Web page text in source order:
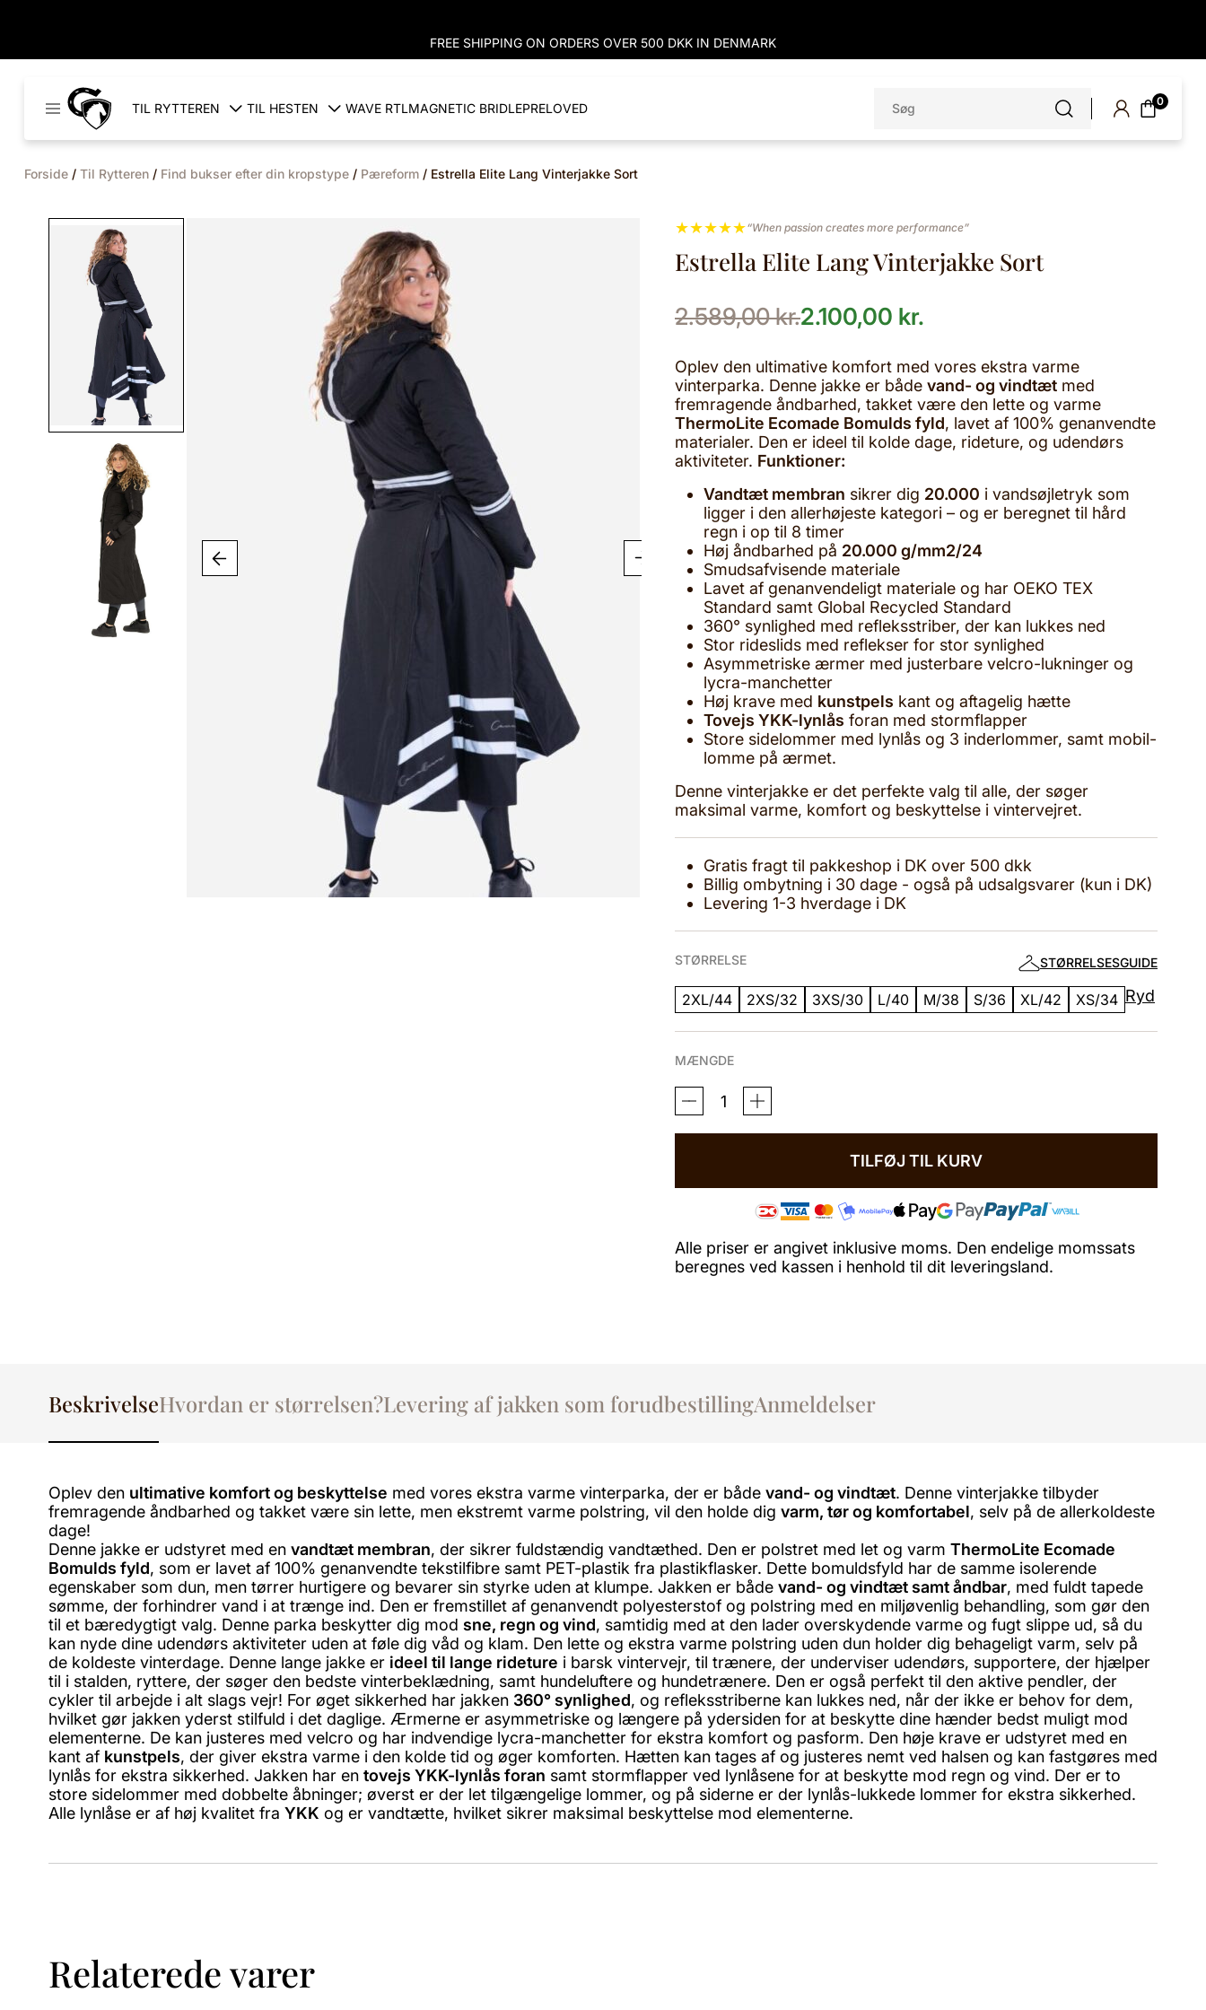
FREE SHIPPING ON ORDERS OVER 500 DKK IN DENMARK
Denmark
TIL RYTTEREN TIL HESTEN WAVE RTLMAGNETIC BRIDLEPRELOVED
efter:
0
Forside / Til Rytteren / Find bukser efter din kropstype / Pæreform / Estrella Elite Lang Vinterjakke Sort
★★★★★“When passion creates more performance”
Estrella Elite Lang Vinterjakke Sort
2.589,00kr.2.100,00 kr.
Oplev den ultimative komfort med vores ekstra varme
vinterparka. Denne jakke er både vand- og vindtæt med
fremragende åndbarhed, takket være den lette og varme
ThermoLite Ecomade Bomulds fyld, lavet af 100% genanvendte
materialer. Den er ideel til kolde dage, rideture, og udendørs
aktiviteter. Funktioner:
Vandtæt membran sikrer dig 20.000 i vandsøjletryk som
ligger i den allerhøjeste kategori – og er beregnet til hård
regn i op til 8 timer
Høj åndbarhed på 20.000 g/mm2/24
Smudsafvisende materiale
Lavet af genanvendeligt materiale og har OEKO TEX
Standard samt Global Recycled Standard
360° synlighed med refleksstriber, der kan lukkes ned
Stor rideslids med reflekser for stor synlighed
Asymmetriske ærmer med justerbare velcro-lukninger og
lycra-manchetter
Høj krave med kunstpels kant og aftagelig hætte
Tovejs YKK-lynlås foran med stormflapper
Store sidelommer med lynlås og 3 inderlommer, samt mobil-
lomme på ærmet.
Denne vinterjakke er det perfekte valg til alle, der søger
maksimal varme, komfort og beskyttelse i vintervejret.
Gratis fragt til pakkeshop i DK over 500 dkk
Billig ombytning i 30 dage - også på udsalgsvarer (kun i DK)
Levering 1-3 hverdage i DK
STØRRELSE
2XL/44 2XS/32 3XS/30 L/40 M/38 S/36 XL/42 XS/34
STØRRELSESGUIDE
Ryd
MÆNGDE
ESTRELLA
ELITE
VINTERJAKKE
TILFØJ TIL KURV
Alle priser er angivet inklusive moms. Den endelige momssats
beregnes ved kassen i henhold til dit leveringsland.
BeskrivelseHvordan er størrelsen?Levering af jakken som forudbestillingAnmeldelser
Oplev den ultimative komfort og beskyttelse med vores ekstra varme vinterparka, der er både vand- og vindtæt. Denne vinterjakke tilbyder
fremragende åndbarhed og takket være sin lette, men ekstremt varme polstring, vil den holde dig varm, tør og komfortabel, selv på de allerkoldeste
dage!
Denne jakke er udstyret med en vandtæt membran, der sikrer fuldstændig vandtæthed. Den er polstret med let og varm ThermoLite Ecomade
Bomulds fyld, som er lavet af 100% genanvendte tekstilfibre samt PET-plastik fra plastikflasker. Dette bomuldsfyld har de samme isolerende
egenskaber som dun, men tørrer hurtigere og bevarer sin styrke uden at klumpe. Jakken er både vand- og vindtæt samt åndbar, med fuldt tapede
sømme, der forhindrer vand i at trænge ind. Den er fremstillet af genanvendt polyesterstof og polstring med en miljøvenlig behandling, som gør den
til et bæredygtigt valg. Denne parka beskytter dig mod sne, regn og vind, samtidig med at den lader overskydende varme og fugt slippe ud, så du
kan nyde dine udendørs aktiviteter uden at føle dig våd og klam. Den lette og ekstra varme polstring uden dun holder dig behageligt varm, selv på
de koldeste vinterdage. Denne lange jakke er ideel til lange rideture i barsk vintervejr, til trænere, der underviser udendørs, supportere, der hjælper
til i stalden, ryttere, der søger den bedste vinterbeklædning, samt hundeluftere og hundetrænere. Den er også perfekt til den aktive pendler, der
cykler til arbejde i alt slags vejr! For øget sikkerhed har jakken 360° synlighed, og refleksstriberne kan lukkes ned, når der ikke er behov for dem,
hvilket gør jakken yderst stilfuld i det daglige. Ærmerne er asymmetriske og længere på ydersiden for at beskytte dine hænder bedst muligt mod
elementerne. De kan justeres med velcro og har indvendige lycra-manchetter for ekstra komfort og pasform. Den høje krave er udstyret med en
kant af kunstpels, der giver ekstra varme i den kolde tid og øger komforten. Hætten kan tages af og justeres nemt ved halsen og kan fastgøres med
lynlås for ekstra sikkerhed. Jakken har en tovejs YKK-lynlås foran samt stormflapper ved lynlåsene for at beskytte mod regn og vind. Der er to
store sidelommer med dobbelte åbninger; øverst er der let tilgængelige lommer, og på siderne er der lynlås-lukkede lommer for ekstra sikkerhed.
Alle lynlåse er af høj kvalitet fra YKK og er vandtætte, hvilket sikrer maksimal beskyttelse mod elementerne.
Relaterede varer